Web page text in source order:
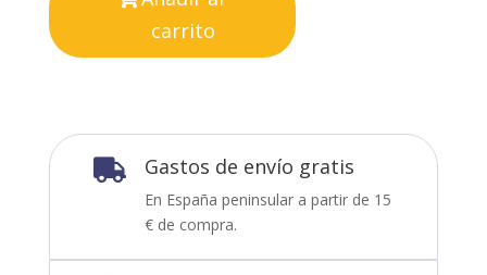
carrito
 Gastos de envío gratis
En España peninsular a partir de 15
€ de compra.